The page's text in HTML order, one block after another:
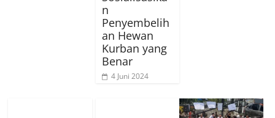
n
Penyembelih
an Hewan
Kurban yang
Benar
4 Juni 2024